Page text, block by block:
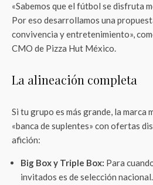
«Sabemos que el fútbol se disfruta
Por eso desarrollamos una
convivencia y entretenimiento»,
CMO de Pizza Hut México.
La alineación completa
Si tu grupo es más grande, la marca
«banca de suplentes» con ofertas
afición:
Big Box y Triple Box: Para
invitados es de selección nacional.